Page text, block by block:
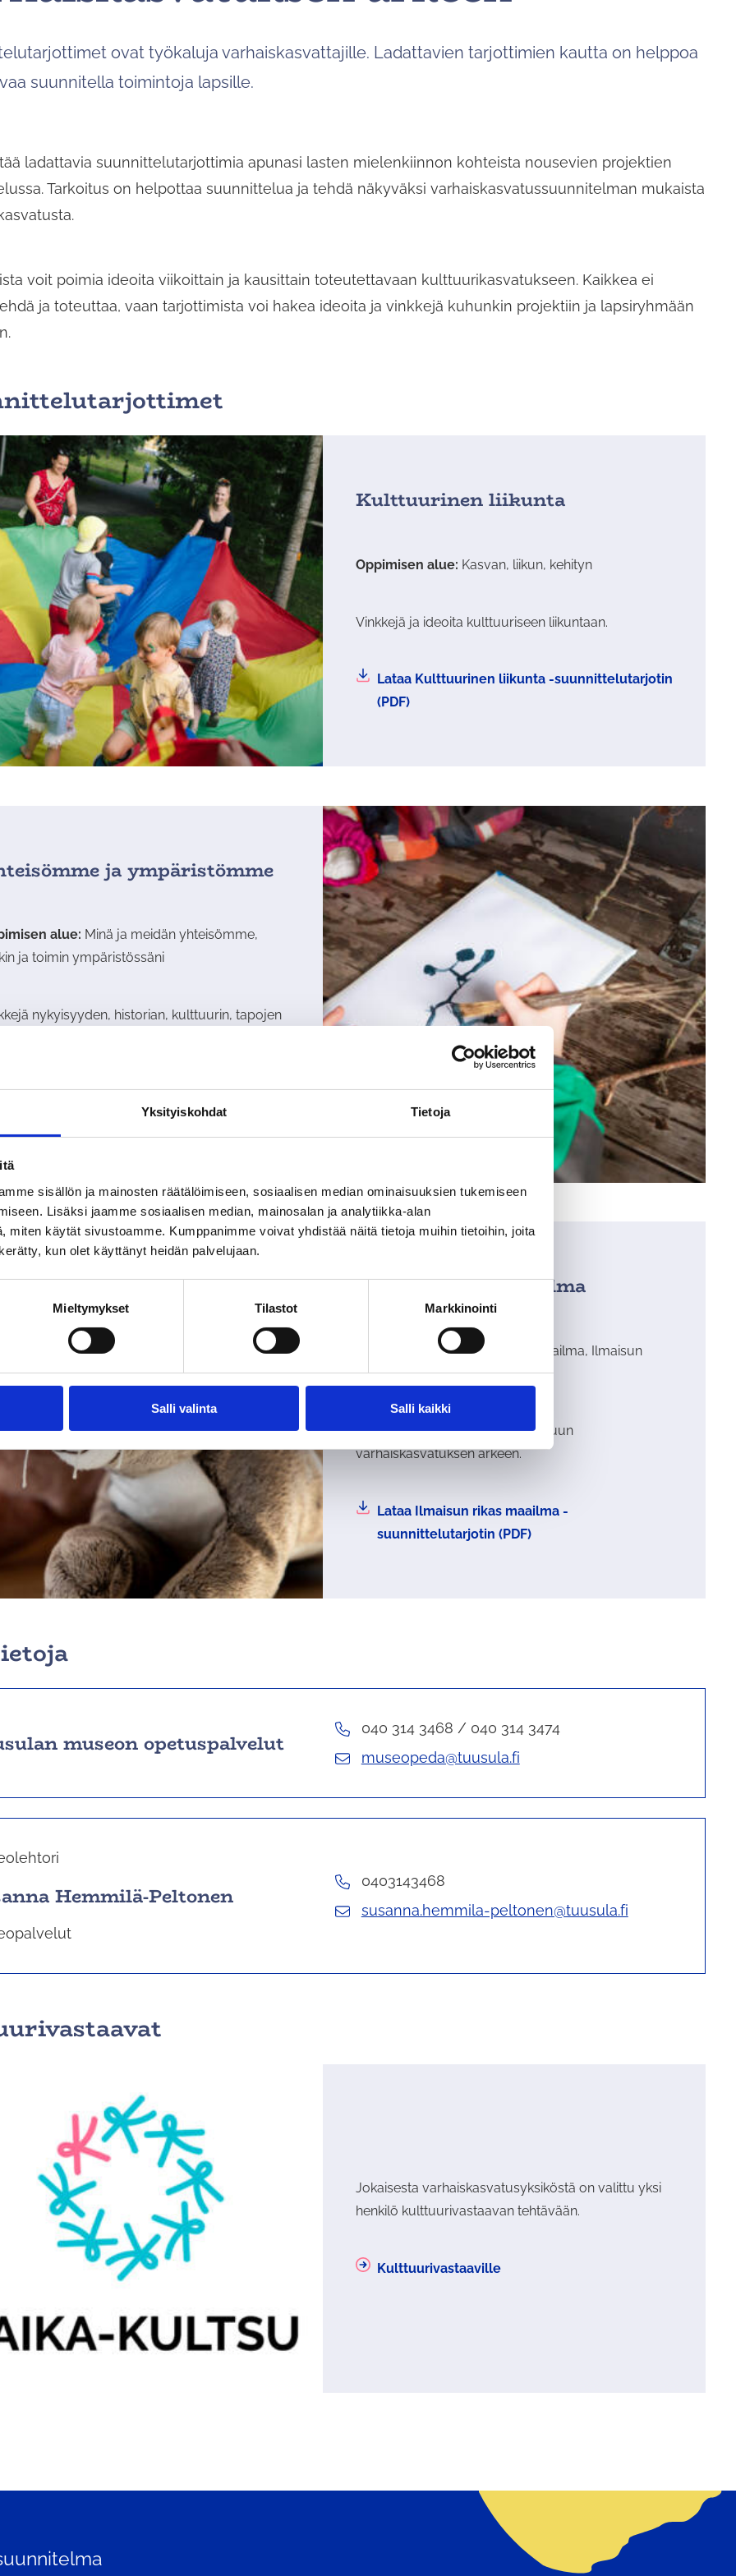
Yksityiskohdat Tietoja
sisällön ja mainosten räätälöimiseen, sosiaalisen median ominaisuuksien tukemiseen
Lisäksi jaamme sosiaalisen median, mainosalan ja analytiikka-alan
miten käytät sivustoamme. Kumppanimme voivat yhdistää näitä tietoja muihin tietoihin, joita
kun olet käyttänyt heidän palvelujaan.
Mieltymykset Tilastot Markkinointi
Salli valinta Salli kaikki
tuloksia
ovat työkaluja varhaiskasvattajille. Ladattavien tarjottimien kautta on helppoa
suunnitella toimintoja lapsille.
ladattavia suunnittelutarjottimia apunasi lasten mielenkiinnon kohteista nousevien projektien
Tarkoitus on helpottaa suunnittelua ja tehdä näkyväksi varhaiskasvatussuunnitelman mukaista
voit poimia ideoita viikoittain ja kausittain toteutettavaan kulttuurikasvatukseen. Kaikkea ei
ja toteuttaa, vaan tarjottimista voi hakea ideoita ja vinkkejä kuhunkin projektiin ja lapsiryhmään
Kulttuurinen liikunta
Oppimisen alue: Kasvan, liikun, kehityn
Vinkkejä ja ideoita kulttuuriseen liikuntaan.
Linkistä
latautuu
Lataa Kulttuurinen liikunta -suunnittelutarjotin
(PDF)
ja ympäristömme
alue: Minä ja meidän yhteisömme,
ja toimin ympäristössäni
nykyisyyden, historian, kulttuurin, tapojen
Lataa Yhteisömme ja ympäristömme -
suunnittelutarjotin (PDF)
Ilmaisun rikas maailma
Oppimisen alue:Kielen rikas maailma, Ilmaisun
monet muodot
Vinkkejä monimuotoiseen ilmaisuun
varhaiskasvatuksen arkeen.
Linkistä
latautuu
Lataa Ilmaisun rikas maailma -
suunnittelutarjotin (PDF)
museon opetuspalvelut
040 314 3468 / 040 314 3474
museopeda@tuusula.fi
Hemmilä-Peltonen
0403143468
susanna.hemmila-peltonen@tuusula.fi
Jokaisesta varhaiskasvatusyksiköstä on valittu yksi
henkilö kulttuurivastaavan tehtävään.
Kulttuurivastaaville